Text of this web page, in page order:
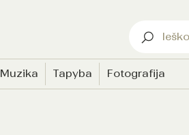
Muzika Tapyba Fotografija